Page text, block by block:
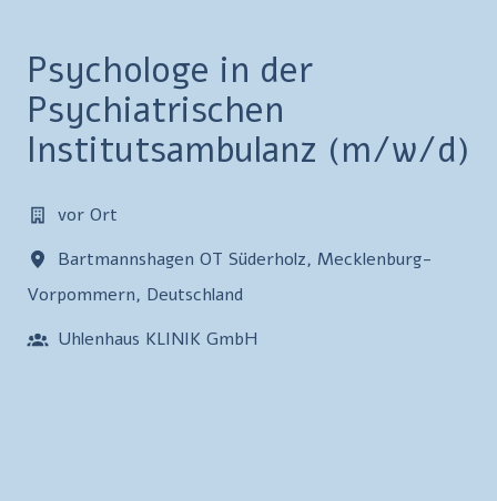
Psychologe in der
Psychiatrischen
Institutsambulanz (m/w/d)
vor Ort
Bartmannshagen OT Süderholz, Mecklenburg-
Vorpommern, Deutschland
Uhlenhaus KLINIK GmbH